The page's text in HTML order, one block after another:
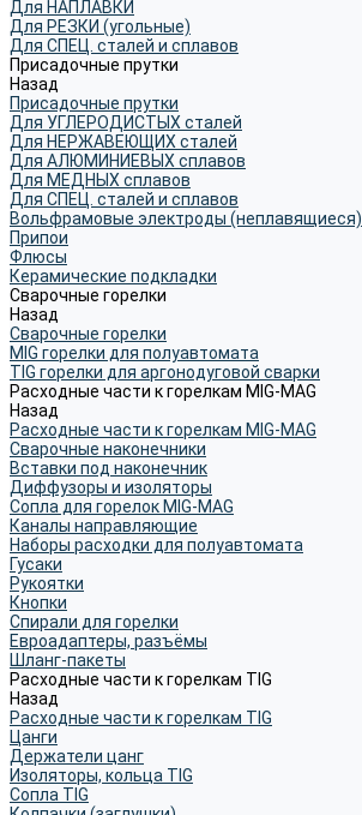
Для НАПЛАВКИ
Для РЕЗКИ (угольные)
Для СПЕЦ. сталей и сплавов
Присадочные прутки
Назад
Присадочные прутки
Для УГЛЕРОДИСТЫХ сталей
Для НЕРЖАВЕЮЩИХ сталей
Для АЛЮМИНИЕВЫХ сплавов
Для МЕДНЫХ сплавов
Для СПЕЦ. сталей и сплавов
Вольфрамовые электроды (неплавящиеся)
Припои
Флюсы
Керамические подкладки
Сварочные горелки
Назад
Сварочные горелки
MIG горелки для полуавтомата
TIG горелки для аргонодуговой сварки
Расходные части к горелкам MIG-MAG
Назад
Расходные части к горелкам MIG-MAG
Сварочные наконечники
Вставки под наконечник
Диффузоры и изоляторы
Сопла для горелок MIG-MAG
Каналы направляющие
Наборы расходки для полуавтомата
Гусаки
Рукоятки
Кнопки
Спирали для горелки
Евроадаптеры, разъёмы
Шланг-пакеты
Расходные части к горелкам TIG
Назад
Расходные части к горелкам TIG
Цанги
Держатели цанг
Изоляторы, кольца TIG
Сопла TIG